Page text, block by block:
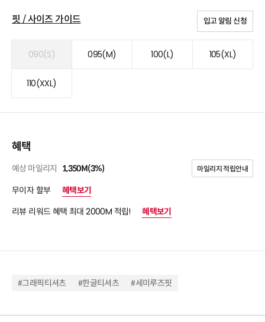
핏 / 사이즈 가이드 입고 알림 신청
090(S) 095(M) 100(L) 105(XL)
110(XXL)
혜택
예상 마일리지 1,350M(3%) 마일리지 적립안내
무이자 할부
혜택보기
리뷰 리워드 혜택 최대 2000M 적립!
혜택보기
#그래픽티셔츠 #한글티셔츠 #세미루즈핏